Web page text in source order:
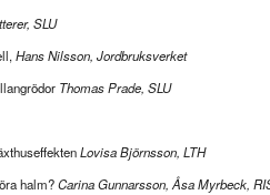
SLU
Hans Nilsson, Jordbruksverket
Thomas Prade, SLU
Lovisa Björnsson, LTH
halm?Carina Gunnarsson, Åsa Myrbeck,